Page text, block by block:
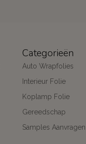
Categorieën
Auto Wrapfolies
Interieur Folie
Koplamp Folie
Gereedschap
Samples Aanvragen